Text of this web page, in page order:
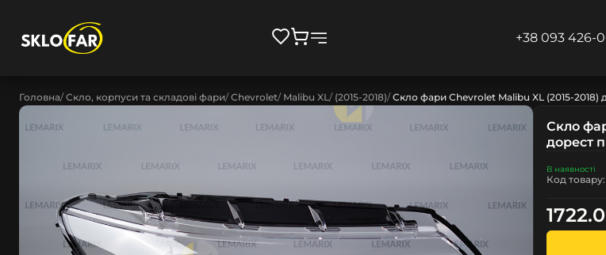
+38 093 426-
Головна Скло, корпуси та складові фари Chevrolet Malibu XL (2015-2018) Скло фари Chevrolet Malibu XL (2015-2018)
Скло
дорест
В наявності
Код